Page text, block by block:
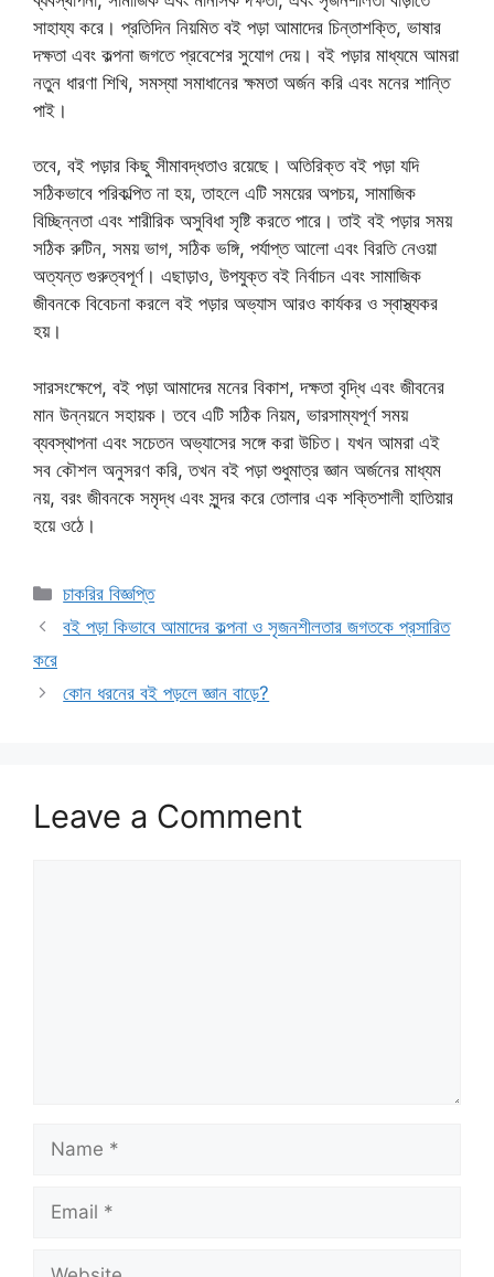
সাহায্য করে। প্রতিদিন নিয়মিত বই পড়া আমাদের চিন্তাশক্তি, ভাষার
দক্ষতা এবং কল্পনা জগতে প্রবেশের সুযোগ দেয়। বই পড়ার মাধ্যমে আমরা
নতুন ধারণা শিখি, সমস্যা সমাধানের ক্ষমতা অর্জন করি এবং মনের শান্তি
পাই।
তবে, বই পড়ার কিছু সীমাবদ্ধতাও রয়েছে। অতিরিক্ত বই পড়া যদি
সঠিকভাবে পরিকল্পিত না হয়, তাহলে এটি সময়ের অপচয়, সামাজিক
বিচ্ছিন্নতা এবং শারীরিক অসুবিধা সৃষ্টি করতে পারে। তাই বই পড়ার সময়
সঠিক রুটিন, সময় ভাগ, সঠিক ভঙ্গি, পর্যাপ্ত আলো এবং বিরতি নেওয়া
অত্যন্ত গুরুত্বপূর্ণ। এছাড়াও, উপযুক্ত বই নির্বাচন এবং সামাজিক
জীবনকে বিবেচনা করলে বই পড়ার অভ্যাস আরও কার্যকর ও স্বাস্থ্যকর
হয়।
সারসংক্ষেপে, বই পড়া আমাদের মনের বিকাশ, দক্ষতা বৃদ্ধি এবং জীবনের
মান উন্নয়নে সহায়ক। তবে এটি সঠিক নিয়ম, ভারসাম্যপূর্ণ সময়
ব্যবস্থাপনা এবং সচেতন অভ্যাসের সঙ্গে করা উচিত। যখন আমরা এই
সব কৌশল অনুসরণ করি, তখন বই পড়া শুধুমাত্র জ্ঞান অর্জনের মাধ্যম
নয়, বরং জীবনকে সমৃদ্ধ এবং সুন্দর করে তোলার এক শক্তিশালী হাতিয়ার
হয়ে ওঠে।
Categories
চাকরির বিজ্ঞপ্তি
বই পড়া কিভাবে আমাদের কল্পনা ও সৃজনশীলতার জগতকে প্রসারিত
করে
কোন ধরনের বই পড়লে জ্ঞান বাড়ে?
Leave a Comment